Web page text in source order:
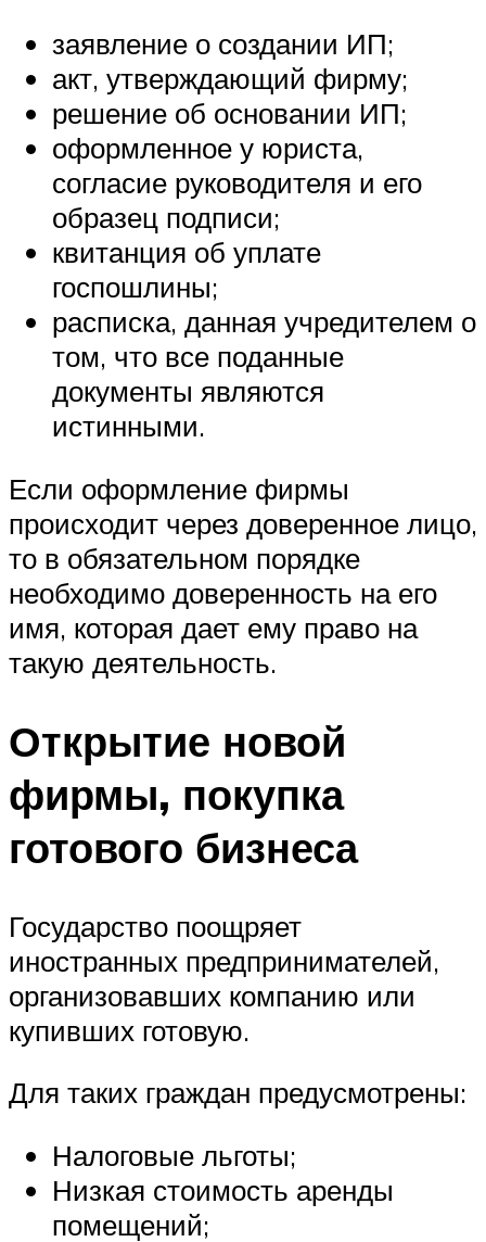
заявление о создании ИП;
акт, утверждающий фирму;
решение об основании ИП;
оформленное у юриста,
согласие руководителя и его
образец подписи;
квитанция об уплате
госпошлины;
расписка, данная учредителем о
том, что все поданные
документы являются
истинными.
Если оформление фирмы
происходит через доверенное лицо,
то в обязательном порядке
необходимо доверенность на его
имя, которая дает ему право на
такую деятельность.
Открытие новой
фирмы, покупка
готового бизнеса
Государство поощряет
иностранных предпринимателей,
организовавших компанию или
купивших готовую.
Для таких граждан предусмотрены:
Налоговые льготы;
Низкая стоимость аренды
помещений;